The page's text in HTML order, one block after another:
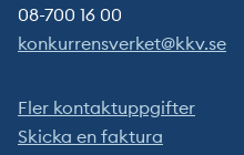
08-700 16 00
konkurrensverket@kkv.se
Fler kontaktuppgifter
Skicka en faktura